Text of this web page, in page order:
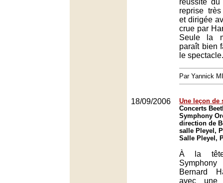
réussite
reprise
et dirigée
crue par
Seule la
paraît bien
le spectacle.
Par Yannick
18/09/2006
Une leçon de
Concerts
Symphony
direction de
salle Pleyel,
Salle Pleyel,
À la
Bernard
avec une